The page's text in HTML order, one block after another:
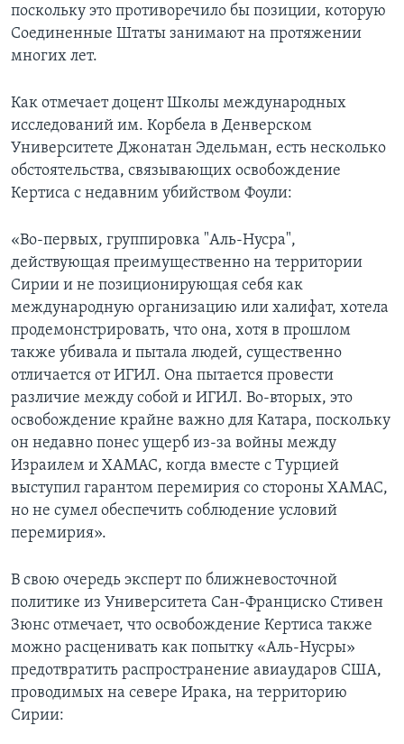
поскольку это противоречило бы позиции, которую
Соединенные Штаты занимают на протяжении
многих лет.
Как отмечает доцент Школы международных
исследований им. Корбела в Денверском
Университете Джонатан Эдельман, есть несколько
обстоятельства, связывающих освобождение
Кертиса с недавним убийством Фоули:
«Во-первых, группировка "Аль-Нусра",
действующая преимущественно на территории
Сирии и не позиционирующая себя как
международную организацию или халифат, хотела
продемонстрировать, что она, хотя в прошлом
также убивала и пытала людей, существенно
отличается от ИГИЛ. Она пытается провести
различие между собой и ИГИЛ. Во-вторых, это
освобождение крайне важно для Катара, поскольку
он недавно понес ущерб из-за войны между
Израилем и ХАМАС, когда вместе с Турцией
выступил гарантом перемирия со стороны ХАМАС,
но не сумел обеспечить соблюдение условий
перемирия».
В свою очередь эксперт по ближневосточной
политике из Университета Сан-Франциско Стивен
Зюнс отмечает, что освобождение Кертиса также
можно расценивать как попытку «Аль-Нусры»
предотвратить распространение авиаударов США,
проводимых на севере Ирака, на территорию
Сирии: